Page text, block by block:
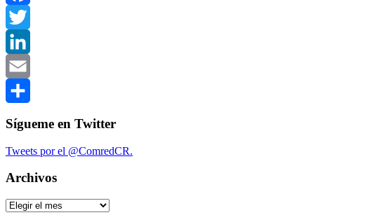
Facebook
Twitter
LinkedIn
Email
Sígueme en Twitter
Tweets por el @ComredCR.
Archivos
Archivos